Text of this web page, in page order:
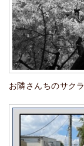
お隣さんちのサクラ